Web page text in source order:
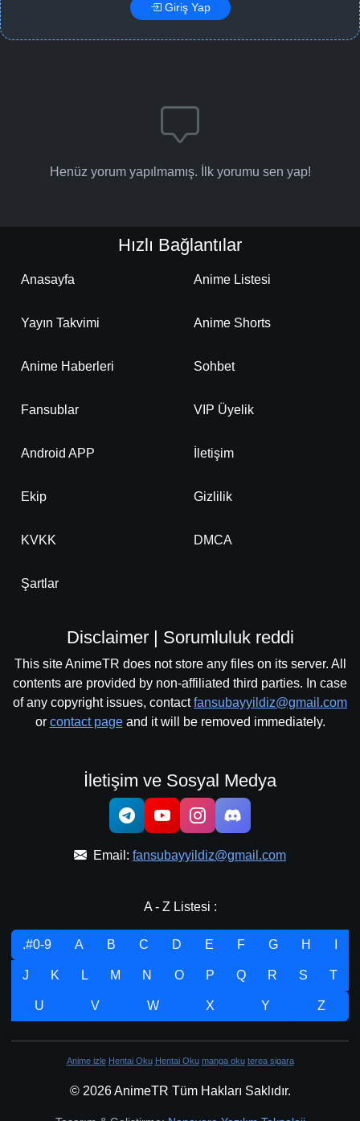
Giriş Yap
Henüz yorum yapılmamış. İlk yorumu sen yap!
Hızlı Bağlantılar
Anasayfa Anime Listesi
Yayın Takvimi Anime Shorts
Anime Haberleri Sohbet
Fansublar VIP Üyelik
Android APP İletişim
Ekip Gizlilik
KVKK DMCA
Şartlar
Disclaimer | Sorumluluk reddi
This site AnimeTR does not store any files on its server. All
contents are provided by non-affiliated third parties. In case
of any copyright issues, contactfansubayyildiz@gmail.com
or contact pageand it will be removed immediately.
İletişim ve Sosyal Medya
Email: fansubayyildiz@gmail.com
A - Z Listesi :
.#0-9 A B C D E F G H
J K L M N O P Q R S T
U V W X Y Z
Anime izle Hentai Oku Hentai Oku manga oku terea sigara
© 2026 AnimeTR Tüm Hakları Saklıdır.